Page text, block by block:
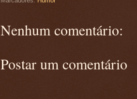
Nenhum comentário:
Postar um comentário